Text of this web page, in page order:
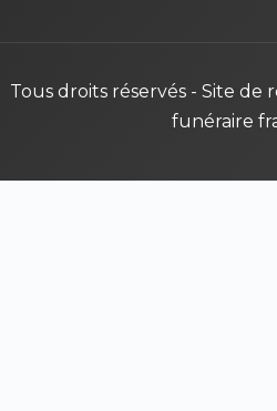
Tous droits réservés - Site
funéraire